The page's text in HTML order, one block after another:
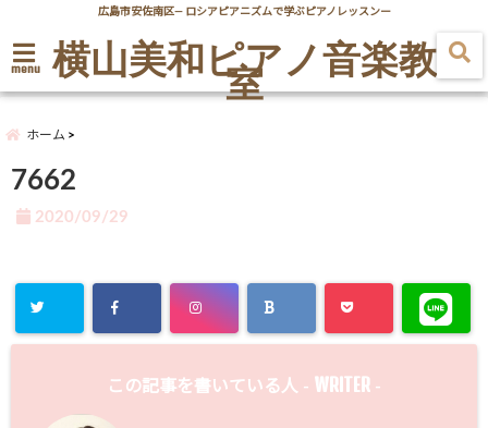
広島市安佐南区― ロシアピアニズムで学ぶピアノレッスンー
menu 横山美和ピアノ音楽教
室
ホーム
7662
2020/09/29
この記事を書いている人 - WRITER -